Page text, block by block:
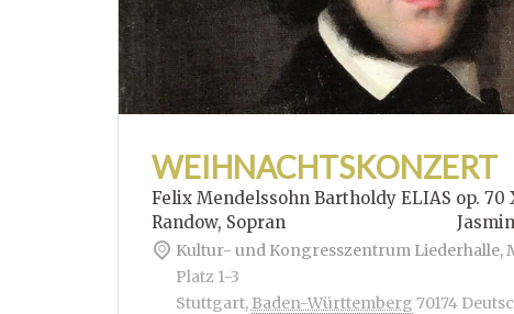
WEIHNACHTSKONZERT
Felix Mendelssohn Bartholdy ELIAS op. 70
Randow, Sopran Jasmin
Kultur- und Kongresszentrum Liederhalle,
Platz 1-3
Stuttgart, Baden-Württemberg 70174